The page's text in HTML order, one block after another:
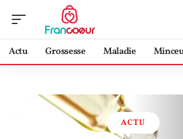
Actu Grossesse Maladie
ACTU